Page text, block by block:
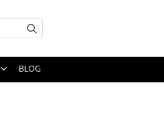
BLOG